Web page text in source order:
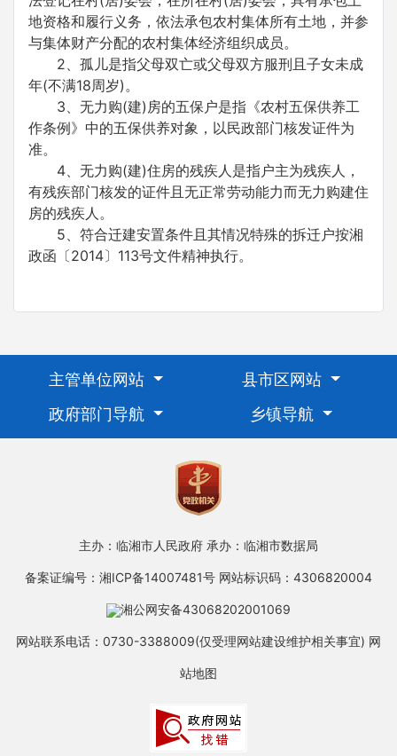
地资格和履行义务，依法承包农村集体所有土地，并参
与集体财产分配的农村集体经济组织成员。
2、孤儿是指父母双亡或父母双方服刑且子女未成
年(不满18周岁)。
3、无力购(建)房的五保户是指《农村五保供养工
作条例》中的五保供养对象，以民政部门核发证件为
准。
4、无力购(建)住房的残疾人是指户主为残疾人，
有残疾部门核发的证件且无正常劳动能力而无力购建住
房的残疾人。
5、符合迁建安置条件且其情况特殊的拆迁户按湘
政函〔2014〕113号文件精神执行。
主管单位网站
县市区网站
政府部门导航
乡镇导航
主办：临湘市人民政府 承办：临湘市数据局
备案证编号：湘ICP备14007481号 网站标识码：4306820004
湘公网安备43068202001069
网站联系电话：0730-3388009(仅受理网站建设维护相关事宜) 网
站地图